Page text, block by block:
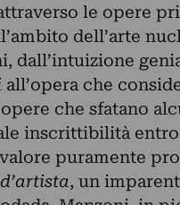
le opere
dell’arte
dall’intuizione
all’opera che
che sfatano
inscrittibilità
puramente
, un